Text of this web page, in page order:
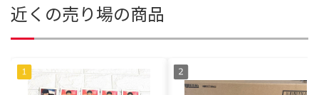
近くの売り場の商品